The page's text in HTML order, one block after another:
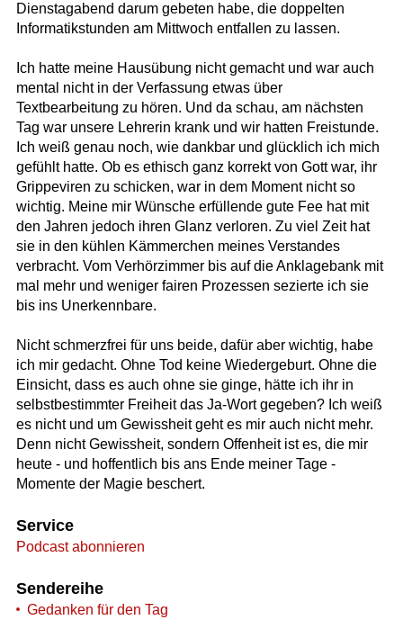
Dienstagabend darum gebeten habe, die doppelten
Informatikstunden am Mittwoch entfallen zu lassen.
Ich hatte meine Hausübung nicht gemacht und war auch
mental nicht in der Verfassung etwas über
Textbearbeitung zu hören. Und da schau, am nächsten
Tag war unsere Lehrerin krank und wir hatten Freistunde.
Ich weiß genau noch, wie dankbar und glücklich ich mich
gefühlt hatte. Ob es ethisch ganz korrekt von Gott war, ihr
Grippeviren zu schicken, war in dem Moment nicht so
wichtig. Meine mir Wünsche erfüllende gute Fee hat mit
den Jahren jedoch ihren Glanz verloren. Zu viel Zeit hat
sie in den kühlen Kämmerchen meines Verstandes
verbracht. Vom Verhörzimmer bis auf die Anklagebank mit
mal mehr und weniger fairen Prozessen sezierte ich sie
bis ins Unerkennbare.
Nicht schmerzfrei für uns beide, dafür aber wichtig, habe
ich mir gedacht. Ohne Tod keine Wiedergeburt. Ohne die
Einsicht, dass es auch ohne sie ginge, hätte ich ihr in
selbstbestimmter Freiheit das Ja-Wort gegeben? Ich weiß
es nicht und um Gewissheit geht es mir auch nicht mehr.
Denn nicht Gewissheit, sondern Offenheit ist es, die mir
heute - und hoffentlich bis ans Ende meiner Tage -
Momente der Magie beschert.
Service
Podcast abonnieren
Sendereihe
Gedanken für den Tag